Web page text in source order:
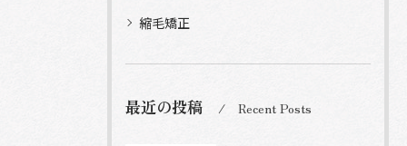
縮毛矯正
最近の投稿 Recent Posts